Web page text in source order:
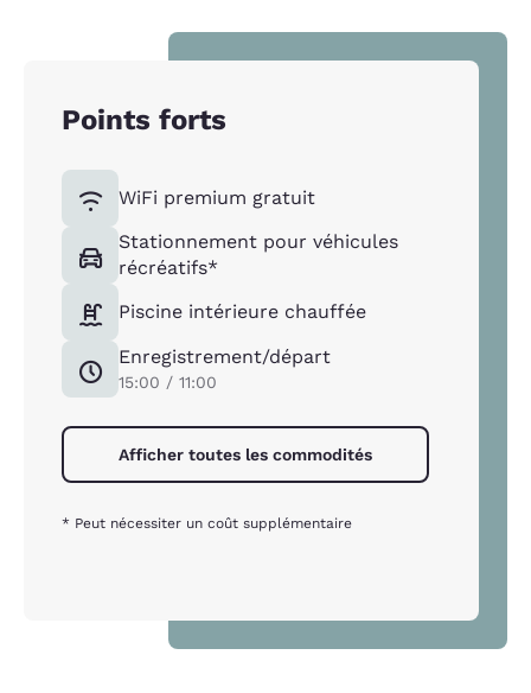
Points forts
WiFi premium gratuit
Stationnement pour véhicules
récréatifs*
Piscine intérieure chauffée
Enregistrement/départ
15:00 / 11:00
Afficher toutes les commodités
* Peut nécessiter un coût supplémentaire